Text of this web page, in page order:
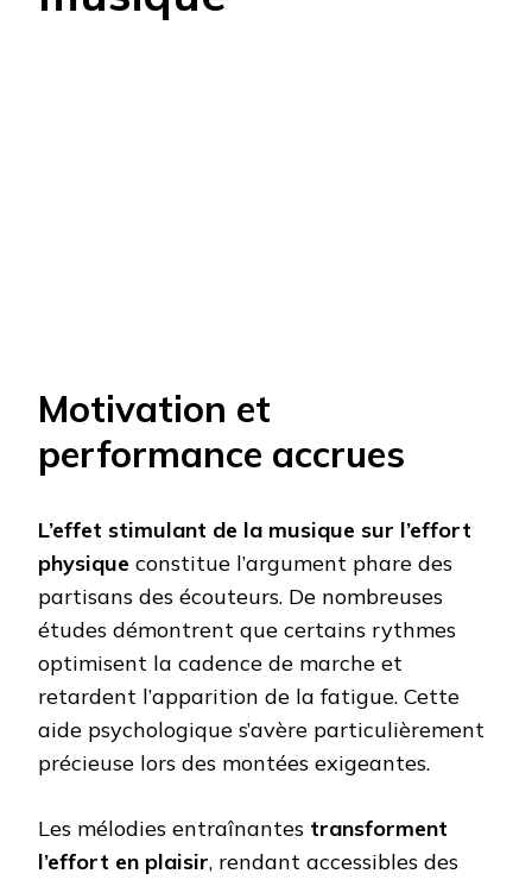
Motivation et
performance accrues
L’effet stimulant de la musique sur l’effort
physique constitue l’argument phare des
partisans des écouteurs. De nombreuses
études démontrent que certains rythmes
optimisent la cadence de marche et
retardent l’apparition de la fatigue. Cette
aide psychologique s’avère particulièrement
précieuse lors des montées exigeantes.
Les mélodies entraînantes transforment
l’effort en plaisir, rendant accessibles des